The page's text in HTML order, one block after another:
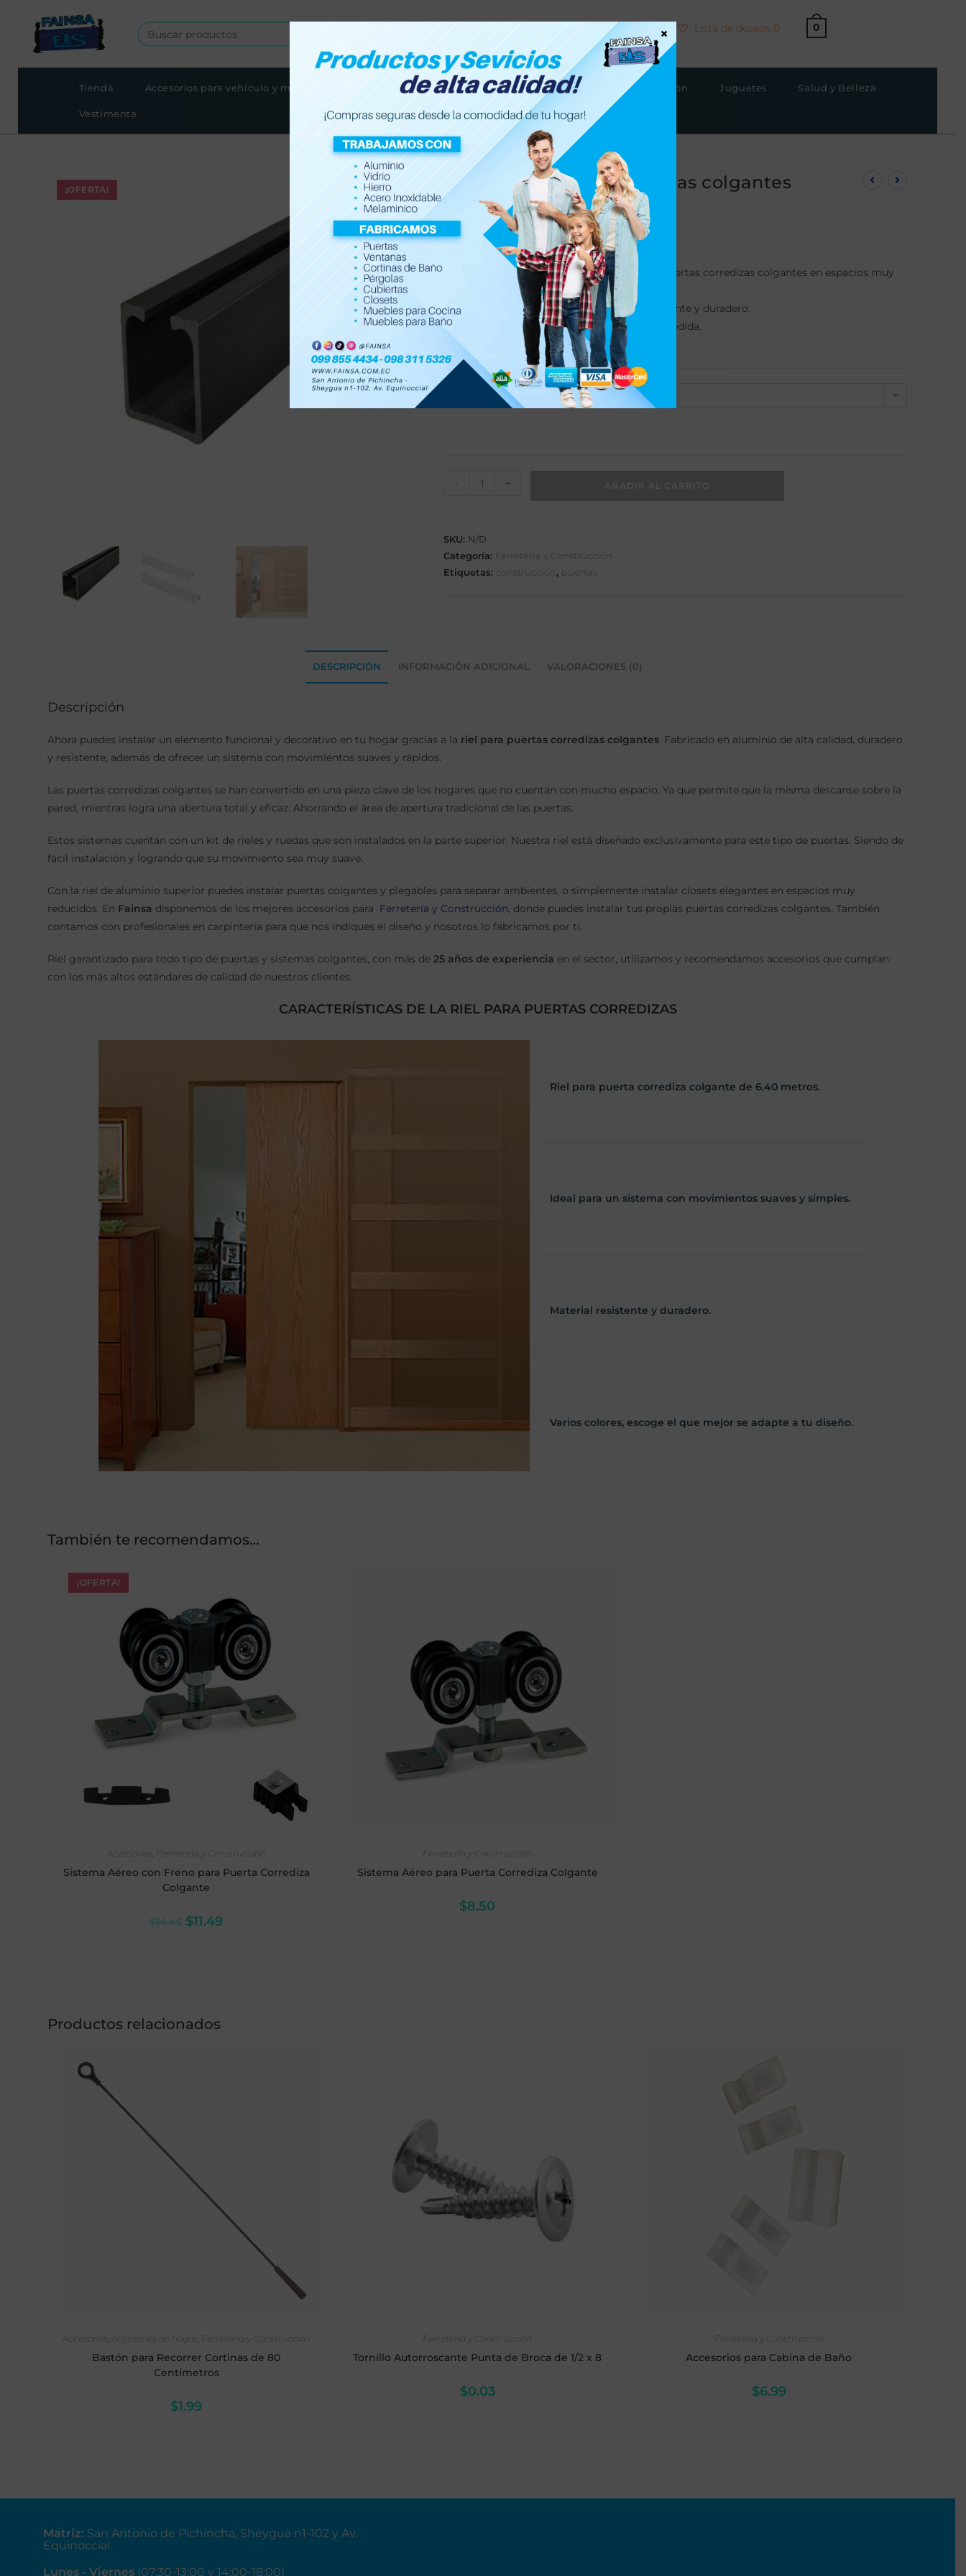
Lista de deseos 0 0
Tienda Accesorios para vehículo y moto Accesorios de hogar Electrónica Ferretería y Construcción Juguetes Salud y Belleza
Vestimenta
¡OFERTA! Riel para puertas corredizas colgantes
$35.99 – $39.99
Instala tu propio sistema con la riel para puertas corredizas colgantes en espacios muy
Material de aluminio de alta calidad, resistente y duradero.
Riel de 6.40 metros, realizamos cortes a medida.
Varios colores.
Elige una opción
- +
SKU: N/D
Categoría:
Ferretería y Construcción
Etiquetas:
construcción , puertas
DESCRIPCIÓN INFORMACIÓN ADICIONAL VALORACIONES (0)
Descripción
Ahora puedes instalar un elemento funcional y decorativo en tu hogar gracias a la riel para puertas corredizas colgantes . Fabricado en aluminio de alta calidad, duradero
y resistente, además de ofrecer un sistema con movimientos suaves y rápidos.
Las puertas corredizas colgantes se han convertido en una pieza clave de los hogares que no cuentan con mucho espacio. Ya que permite que la misma descanse sobre la
pared, mientras logra una abertura total y eficaz. Ahorrando el área de apertura tradicional de las puertas.
Estos sistemas cuentan con un kit de rieles y ruedas que son instalados en la parte superior. Nuestra riel está diseñado exclusivamente para este tipo de puertas. Siendo de
fácil instalación y logrando que su movimiento sea muy suave.
Con la riel de aluminio superior puedes instalar puertas colgantes y plegables para separar ambientes, o simplemente instalar closets elegantes en espacios muy
reducidos. En Fainsa disponemos de los mejores accesorios para Ferretería y Construcción , donde puedes instalar tus propias puertas corredizas colgantes. También
contamos con profesionales en carpintería para que nos indiques el diseño y nosotros lo fabricamos por ti.
Riel garantizado para todo tipo de puertas y sistemas colgantes, con más de 25 años de experiencia en el sector, utilizamos y recomendamos accesorios que cumplan
con los más altos estándares de calidad de nuestros clientes.
CARACTERÍSTICAS DE LA RIEL PARA PUERTAS CORREDIZAS
Riel para puerta corrediza colgante de 6.40 metros.
Ideal para un sistema con movimientos suaves y simples.
Material resistente y duradero.
Varios colores, escoge el que mejor se adapte a tu diseño.
También te recomendamos…
¡OFERTA!
Accesorios, Ferretería y Construcción
Sistema Aéreo con Freno para Puerta Corrediza
Colgante
$14.45 $11.49
Ferretería y Construcción
Sistema Aéreo para Puerta Corrediza Colgante
$8.50
Productos relacionados
Accesorios
Accesorios de hogar Ferretería y Construcción
Bastón para Recorrer Cortinas de 80
Centímetros
$1.99
Ferretería y Construcción
Tornillo Autorroscante Punta de Broca de 1/2 x 8
$0.03
Ferretería y Construcción
Accesorios para Cabina de Baño
$6.99
Matriz: San Antonio de Pichincha, Sheygua n1-102 y Av.
Equinoccial.
Lunes - Viernes (07:30-13:00 y 14:00-18:00)
×